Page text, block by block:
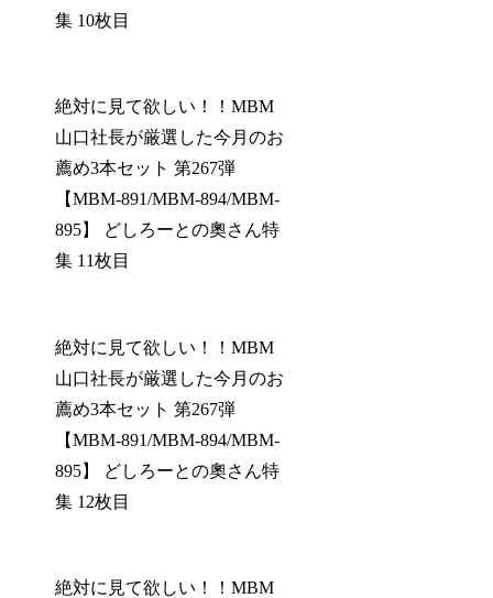
集 10枚目
絶対に見て欲しい！！MBM
山口社長が厳選した今月のお
薦め3本セット 第267弾
【MBM-891/MBM-894/MBM-
895】 どしろーとの奧さん特
集 11枚目
絶対に見て欲しい！！MBM
山口社長が厳選した今月のお
薦め3本セット 第267弾
【MBM-891/MBM-894/MBM-
895】 どしろーとの奧さん特
集 12枚目
絶対に見て欲しい！！MBM